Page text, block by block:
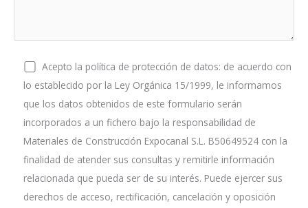
Acepto la política de protección de datos: de acuerdo con
lo establecido por la Ley Orgánica 15/1999, le informamos
que los datos obtenidos de este formulario serán
incorporados a un fichero bajo la responsabilidad de
Materiales de Construcción Expocanal S.L. B50649524 con la
finalidad de atender sus consultas y remitirle información
relacionada que pueda ser de su interés. Puede ejercer sus
derechos de acceso, rectificación, cancelación y oposición